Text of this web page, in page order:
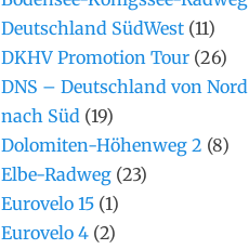
Deutschland SüdWest (11)
DKHV Promotion Tour (26)
DNS – Deutschland von Nord
nach Süd (19)
Dolomiten-Höhenweg 2 (8)
Elbe-Radweg (23)
Eurovelo 15 (1)
Eurovelo 4 (2)